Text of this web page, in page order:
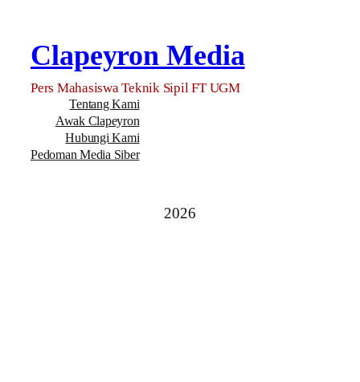
Clapeyron Media
Pers Mahasiswa Teknik Sipil FT UGM
Tentang Kami
Awak Clapeyron
Hubungi Kami
Pedoman Media Siber
2026